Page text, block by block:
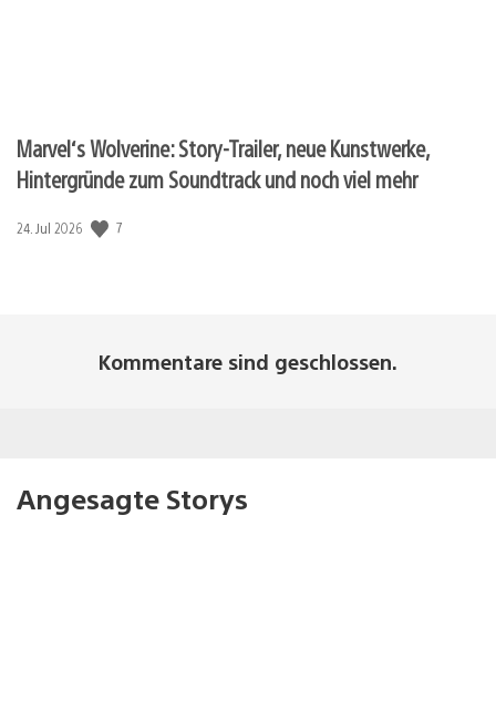
Marvel‘s Wolverine: Story-Trailer, neue Kunstwerke,
Hintergründe zum Soundtrack und noch viel mehr
Veröffentlichungsdatum:
24. Jul 2026 7
Kommentare sind geschlossen.
Angesagte Storys